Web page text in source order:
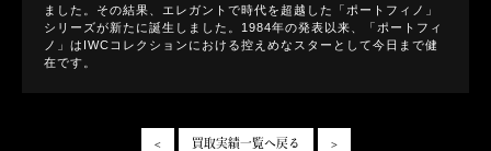
ました。その結果、エレガントで時代を超越した「ポートフィノ」
シリーズが新たに誕生しました。1984年の発表以来、「ポートフィ
ノ」はIWCコレクションにおける控えめなスターとして今日まで健
在です。
>
買取実績一覧へ戻る
<